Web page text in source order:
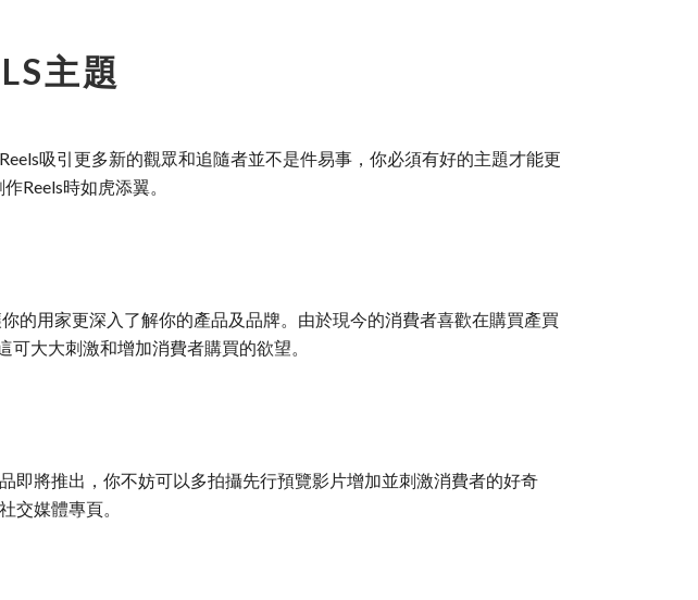
主題
吸引更多新的觀眾和追隨者並不是件易事，你必須有好的主題才能更
Reels時如虎添翼。
的用家更深入了解你的產品及品牌。由於現今的消費者喜歡在購買產買
大大刺激和增加消費者購買的欲望。
即將推出，你不妨可以多拍攝先行預覽影片增加並刺激消費者的好奇
交媒體專頁。